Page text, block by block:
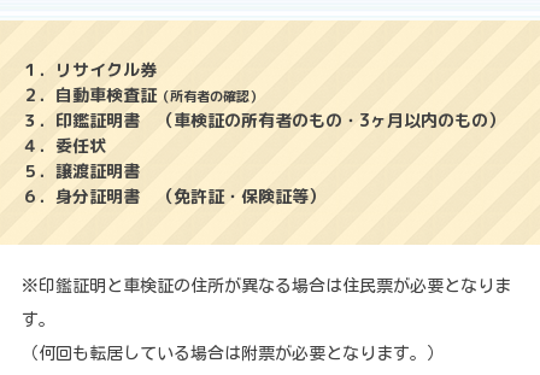
１．リサイクル券
２．自動車検査証 （所有者の確認）
３．印鑑証明書 （車検証の所有者のもの・3ヶ月以内のもの）
４．委任状
５．譲渡証明書
６．身分証明書 （免許証・保険証等）
※印鑑証明と車検証の住所が異なる場合は住民票が必要となりま
す。
（何回も転居している場合は附票が必要となります。）